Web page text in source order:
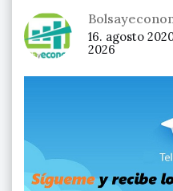
16. agosto
2026